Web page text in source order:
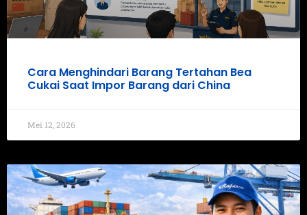
Cara Menghindari Barang Tertahan Bea
Cukai Saat Impor Barang dari China
Mei 12, 2026